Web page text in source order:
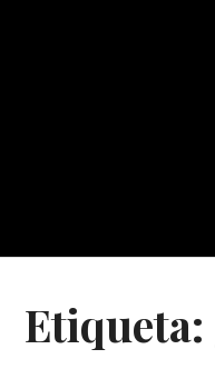
Etiqueta: